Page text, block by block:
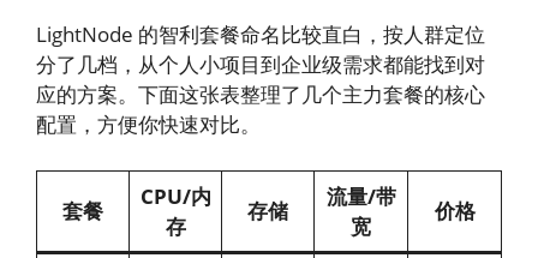
LightNode 的智利套餐命名比较直白，按人群定位
分了几档，从个人小项目到企业级需求都能找到对
应的方案。下面这张表整理了几个主力套餐的核心
配置，方便你快速对比。
套餐
CPU/内
存
存储
流量/带
宽
价格